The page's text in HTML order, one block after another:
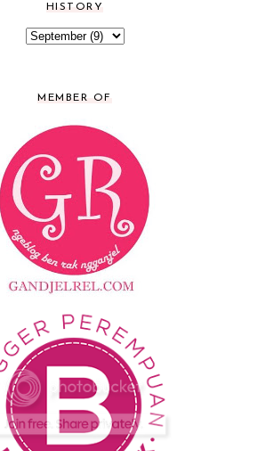
HISTORY
MEMBER OF